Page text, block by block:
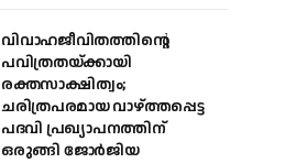
വിവാഹജീവിതത്തിന്റെ
പവിത്രതയ്ക്കായി
രക്തസാക്ഷിത്വം;
ചരിത്രപരമായ വാഴ്ത്തപ്പെട്ട
പദവി പ്രഖ്യാപനത്തിന്
ഒരുങ്ങി ജോര്‍ജിയ